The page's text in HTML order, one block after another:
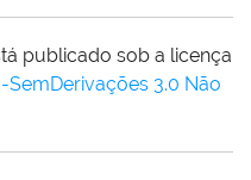
publicado sob a licença
3.0 Não